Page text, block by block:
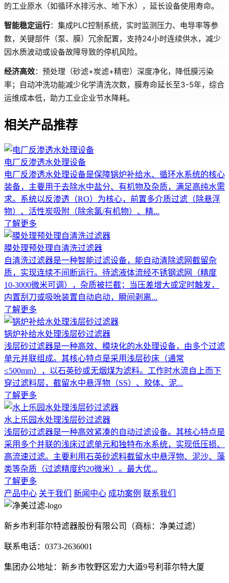
的工业原水（如循环水排污水、地下水），延长设备使用寿命。
智能稳定运行：集成PLC控制系统，实时监测压力、电导率等参
数，关键部件（泵、膜）冗余配置，支持24小时连续供水，减少
因水质波动或设备故障导致的停机风险。
经济高效：预处理（砂滤+炭滤+精密）深度净化，降低膜污染
率；自动冲洗功能减少化学清洗次数，膜寿命延长至3-5年，综合
运维成本低，助力工业企业节水降耗。
相关产品推荐
电厂反渗透水处理设备
电厂反渗透水处理设备是保障锅炉补给水、循环水系统的核心
装备，主要用于去除水中盐分、有机物及杂质，满足高纯水需
求。系统以反渗透（RO）为核心，前置多介质过滤（除悬浮
物）、活性炭吸附（除余氯/有机物）、精...
了解更多
膜处理预处理自清洗过滤器
自清洗过滤器是一种智能过滤设备，能自动清除滤网截留杂
质，实现连续不间断运行。待滤液体流经不锈钢滤网（精度
10-3000微米可调），杂质被拦截；当压差增大或定时触发，
内置刮刀或吸吮装置自动启动，瞬间剥离...
了解更多
锅炉补给水处理浅层砂过滤器
浅层砂过滤器是一种高效、模块化的水处理设备，由多个过滤
单元并联组成。其核心特点是采用浅层砂床（通常
≤500mm），以石英砂或无烟煤为滤料。工作时水流自上而下
穿过滤料层，截留水中悬浮物（SS）、胶体、泥...
了解更多
水上乐园水处理浅层砂过滤器
浅层砂过滤器是一种高效紧凑的自动过滤设备。其核心特点是
采用多个并联的浅床过滤单元和独特布水系统，实现低压损、
高流速过滤。主要利用石英砂滤料截留水中悬浮物、泥沙、藻
类等杂质（过滤精度约20微米）。最大优...
了解更多
产品中心 关于我们 新闻中心 成功案例 联系我们
新乡市利菲尔特滤器股份有限公司（商标：净美过滤）
联系电话：0373-2636001
集团办公地址：新乡市牧野区宏力大道9号利菲尔特大厦